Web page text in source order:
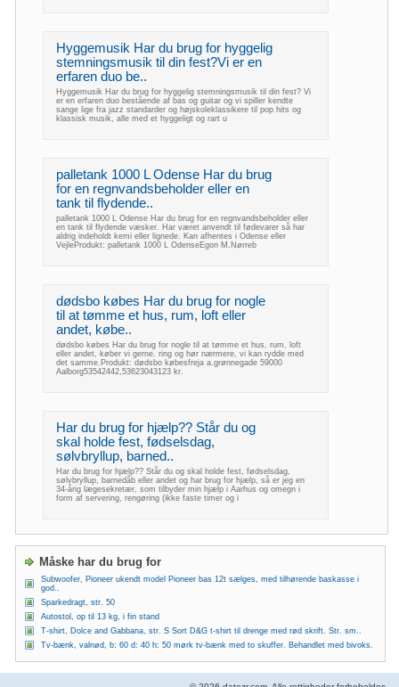
Hyggemusik Har du brug for hyggelig
stemningsmusik til din fest?Vi er en
erfaren duo be..
Hyggemusik Har du brug for hyggelig stemningsmusik til din fest? Vi
er en erfaren duo bestående af bas og guitar og vi spiller kendte
sange lige fra jazz standarder og højskoleklassikere til pop hits og
klassisk musik, alle med et hyggeligt og rart u
palletank 1000 L Odense Har du brug
for en regnvandsbeholder eller en
tank til flydende..
palletank 1000 L Odense Har du brug for en regnvandsbeholder eller
en tank til flydende væsker. Har været anvendt til fødevarer så har
aldrig indeholdt kemi eller lignede. Kan afhentes i Odense eller
VejleProdukt: palletank 1000 L OdenseEgon M.Nørreb
dødsbo købes Har du brug for nogle
til at tømme et hus, rum, loft eller
andet, købe..
dødsbo købes Har du brug for nogle til at tømme et hus, rum, loft
eller andet, køber vi gerne. ring og hør nærmere, vi kan rydde med
det samme.Produkt: dødsbo købesfreja a.grønnegade 59000
Aalborg53542442,53623043123 kr.
Har du brug for hjælp?? Står du og
skal holde fest, fødselsdag,
sølvbryllup, barned..
Har du brug for hjælp?? Står du og skal holde fest, fødselsdag,
sølvbryllup, barnedåb eller andet og har brug for hjælp, så er jeg en
34-årig lægesekretær, som tilbyder min hjælp i Aarhus og omegn i
form af servering, rengøring (ikke faste timer og i
Måske har du brug for
Subwoofer, Pioneer ukendt model Pioneer bas 12t sælges, med tilhørende baskasse i
god..
Sparkedragt, str. 50
Autostol, op til 13 kg, i fin stand
T-shirt, Dolce and Gabbana, str. S Sort D&G t-shirt til drenge med rød skrift. Str. sm..
Tv-bænk, valnød, b: 60 d: 40 h: 50 mørk tv-bænk med to skuffer. Behandlet med bivoks.